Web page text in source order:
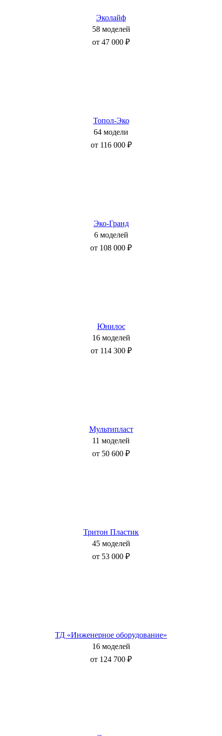
Эколайф
58 моделей
от 47 000 ₽
Топол-Эко
64 модели
от 116 000 ₽
Эко-Гранд
6 моделей
от 108 000 ₽
Юнилос
16 моделей
от 114 300 ₽
Мультипласт
11 моделей
от 50 600 ₽
Тритон Пластик
45 моделей
от 53 000 ₽
ТД «Инженерное оборудование»
16 моделей
от 124 700 ₽